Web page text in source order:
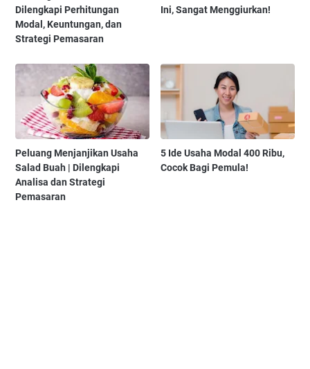
Dilengkapi Perhitungan
Modal, Keuntungan, dan
Strategi Pemasaran
Ini, Sangat Menggiurkan!
Peluang Menjanjikan Usaha
Salad Buah | Dilengkapi
Analisa dan Strategi
Pemasaran
5 Ide Usaha Modal 400 Ribu,
Cocok Bagi Pemula!